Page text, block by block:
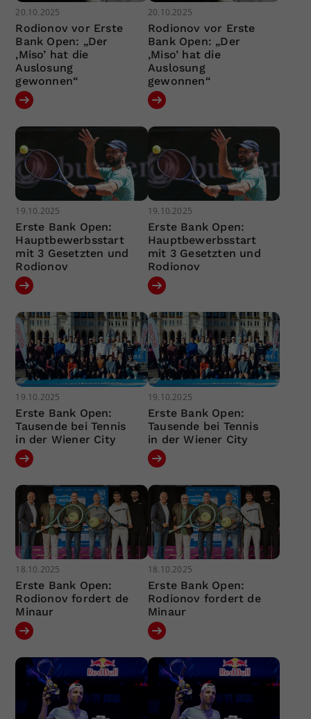
20.10.2025
Rodionov vor Erste
Bank Open: „Der
‚Miso’ hat die
Auslosung
gewonnen“
20.10.2025
Rodionov vor Erste
Bank Open: „Der
‚Miso’ hat die
Auslosung
gewonnen“
19.10.2025
Erste Bank Open:
Hauptbewerbsstart
mit 3 Gesetzten und
Rodionov
19.10.2025
Erste Bank Open:
Hauptbewerbsstart
mit 3 Gesetzten und
Rodionov
19.10.2025
Erste Bank Open:
Tausende bei Tennis
in der Wiener City
19.10.2025
Erste Bank Open:
Tausende bei Tennis
in der Wiener City
18.10.2025
Erste Bank Open:
Rodionov fordert de
Minaur
18.10.2025
Erste Bank Open:
Rodionov fordert de
Minaur